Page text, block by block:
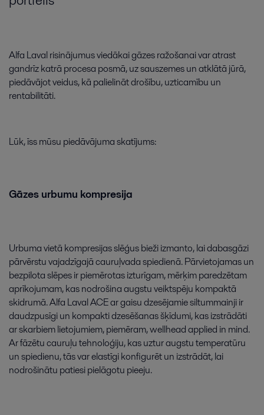
Alfa Lavalrisinājumusviedākaigāzesražošanaivaratrast
gandrīzkatrā procesa posmā,uzsauszemesunatklātā jūrā,
piedāvājotveidus,kā palielinātdrošību,uzticamību un
rentabilitāti.
Lūk,īssmūsu piedāvājumaskatījums:
Gāzes urbumu kompresija
Urbumavietā kompresijasslēģusbiežiizmanto,laidabasgāzi
pārvērstuvajadzīgajācauruļvadaspiedienā.Pārvietojamasun
bezpilotaslēpesirpiemērotasizturīgam,mērķimparedzētam
aprīkojumam,kasnodrošinaaugstuveiktspēju kompaktā
skidrumā.Alfa LavalACEargaisudzesējamiesiltummainjiir
daudzpusīgiun kompaktidzesēšanasšķīdumi,kasizstrādāti
arskarbiemlietojumiem,piemēram,wellheadapplied in mind.
Arfāzētucauruļutehnoloģiju,kasuzturaugstutemperatūru
unspiedienu,tāsvarelastīgikonfigurētun izstrādāt,lai
nodrošinātu patiesipielāgotu pieeju.